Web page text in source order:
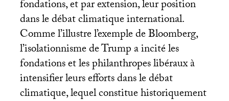
fondations, et par extension, leur position
dans le débat climatique international.
Comme l’illustre l’exemple de Bloomberg,
l’isolationnisme de Trump a incité les
fondations et les philanthropes libéraux à
intensifier leurs efforts dans le débat
climatique, lequel constitue historiquement